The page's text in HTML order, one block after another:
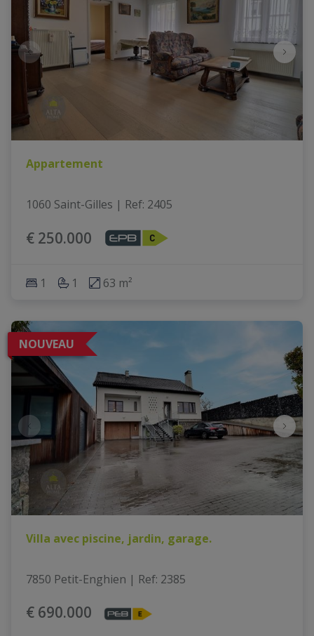
Appartement
1060 Saint-Gilles | Ref: 2405
€ 250.000
1 1 63 m²
NOUVEAU
Villa avec piscine, jardin, garage.
7850 Petit-Enghien | Ref: 2385
€ 690.000